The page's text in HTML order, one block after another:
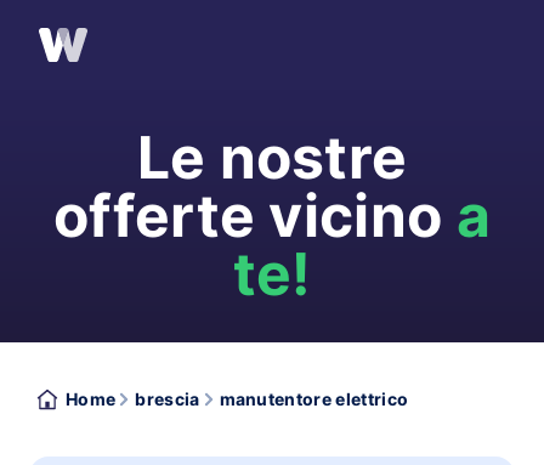
Le nostre
offerte vicino a
te!
Home brescia manutentore elettrico